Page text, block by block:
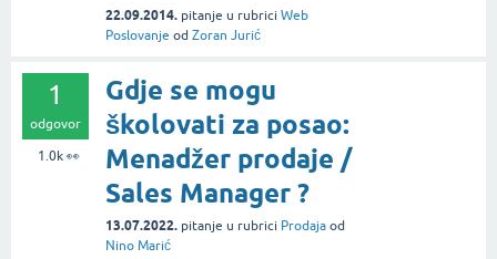
22.09.2014. pitanje u rubrici Web
Poslovanje od Zoran Jurić
1
odgovor
1.0k👀
Gdje se mogu
školovati za posao:
Menadžer prodaje /
Sales Manager ?
13.07.2022. pitanje u rubrici Prodaja od
Nino Marić